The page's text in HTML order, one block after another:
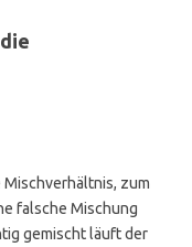
zum
falsche Mischung
gemischt läuft der